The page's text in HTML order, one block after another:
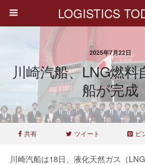
LOGISTICS
2025年7月22日
川崎汽船、LNG燃料
船が完成
共有 ツイート ピ
川崎汽船は18日、液化天然ガス（